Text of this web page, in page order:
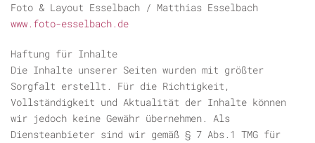
Foto & Layout Esselbach / Matthias Esselbach
www.foto-esselbach.de
Haftung für Inhalte
Die Inhalte unserer Seiten wurden mit größter
Sorgfalt erstellt. Für die Richtigkeit,
Vollständigkeit und Aktualität der Inhalte können
wir jedoch keine Gewähr übernehmen. Als
Diensteanbieter sind wir gemäß § 7 Abs.1 TMG für